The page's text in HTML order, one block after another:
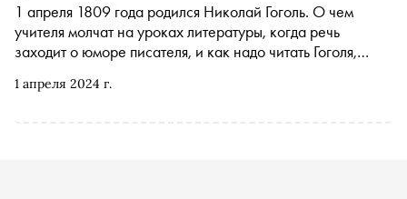
1 апреля 2024 г.
1 апреля 1809 года родился Николай Гоголь. О чем
учителя молчат на уроках литературы, когда речь
заходит о юморе писателя, и как надо читать Гоголя,
«Сноба»